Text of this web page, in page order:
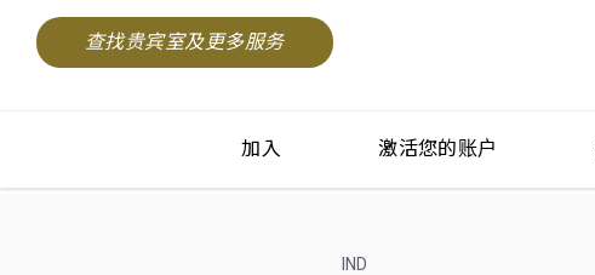
查找贵宾室及更多服务
加入 激活您的账户
IND